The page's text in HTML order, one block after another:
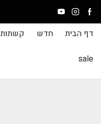
דף הבית חדש קשתות
sale